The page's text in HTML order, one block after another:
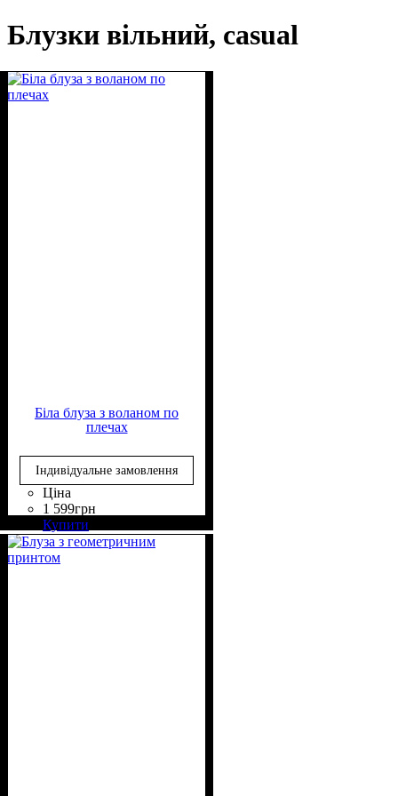
Блузки вільний, casual
Біла блуза з воланом по
плечах
Індивідуальне замовлення
Ціна
1 599грн
Купити
Склад тканини
Віскоза, 50% Поліестер
Крій: вільний
Довжина: до стегна
Довжина рукава
Стиль: casual